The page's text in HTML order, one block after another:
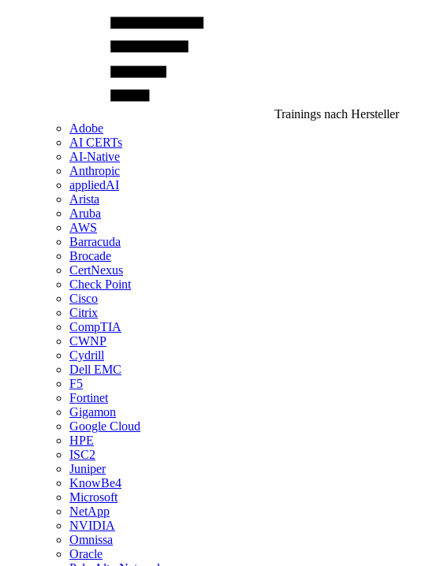
Trainings nach Hersteller
Adobe
AI CERTs
AI-Native
Anthropic
appliedAI
Arista
Aruba
AWS
Barracuda
Brocade
CertNexus
Check Point
Cisco
Citrix
CompTIA
CWNP
Cydrill
Dell EMC
F5
Fortinet
Gigamon
Google Cloud
HPE
ISC2
Juniper
KnowBe4
Microsoft
NetApp
NVIDIA
Omnissa
Oracle